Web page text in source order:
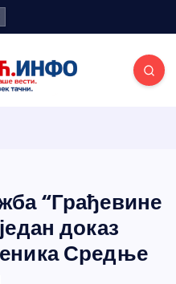
“Грађевине
доказ
Средње